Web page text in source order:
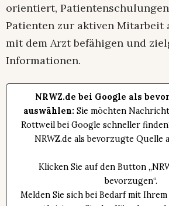
orientiert,
Patienten zur aktiven Mitarbeit
mit dem Arzt befähigen und
Informationen.
NRWZ.de bei Google als
auswählen: Sie möchten
Rottweil bei Google schneller
NRWZ.de als bevorzugte Quelle
Klicken Sie auf den Button
bevorzugen“.
Melden Sie sich bei Bedarf mit